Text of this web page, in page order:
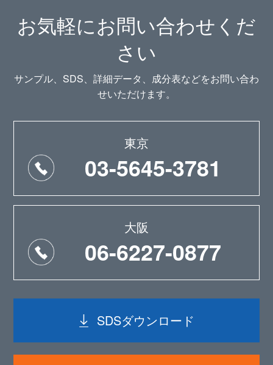
お気軽にお問い合わせくだ
さい
サンプル、SDS、詳細データ、成分表などをお問い合わ
せいただけます。
東京
03-5645-3781
大阪
06-6227-0877
SDSダウンロード